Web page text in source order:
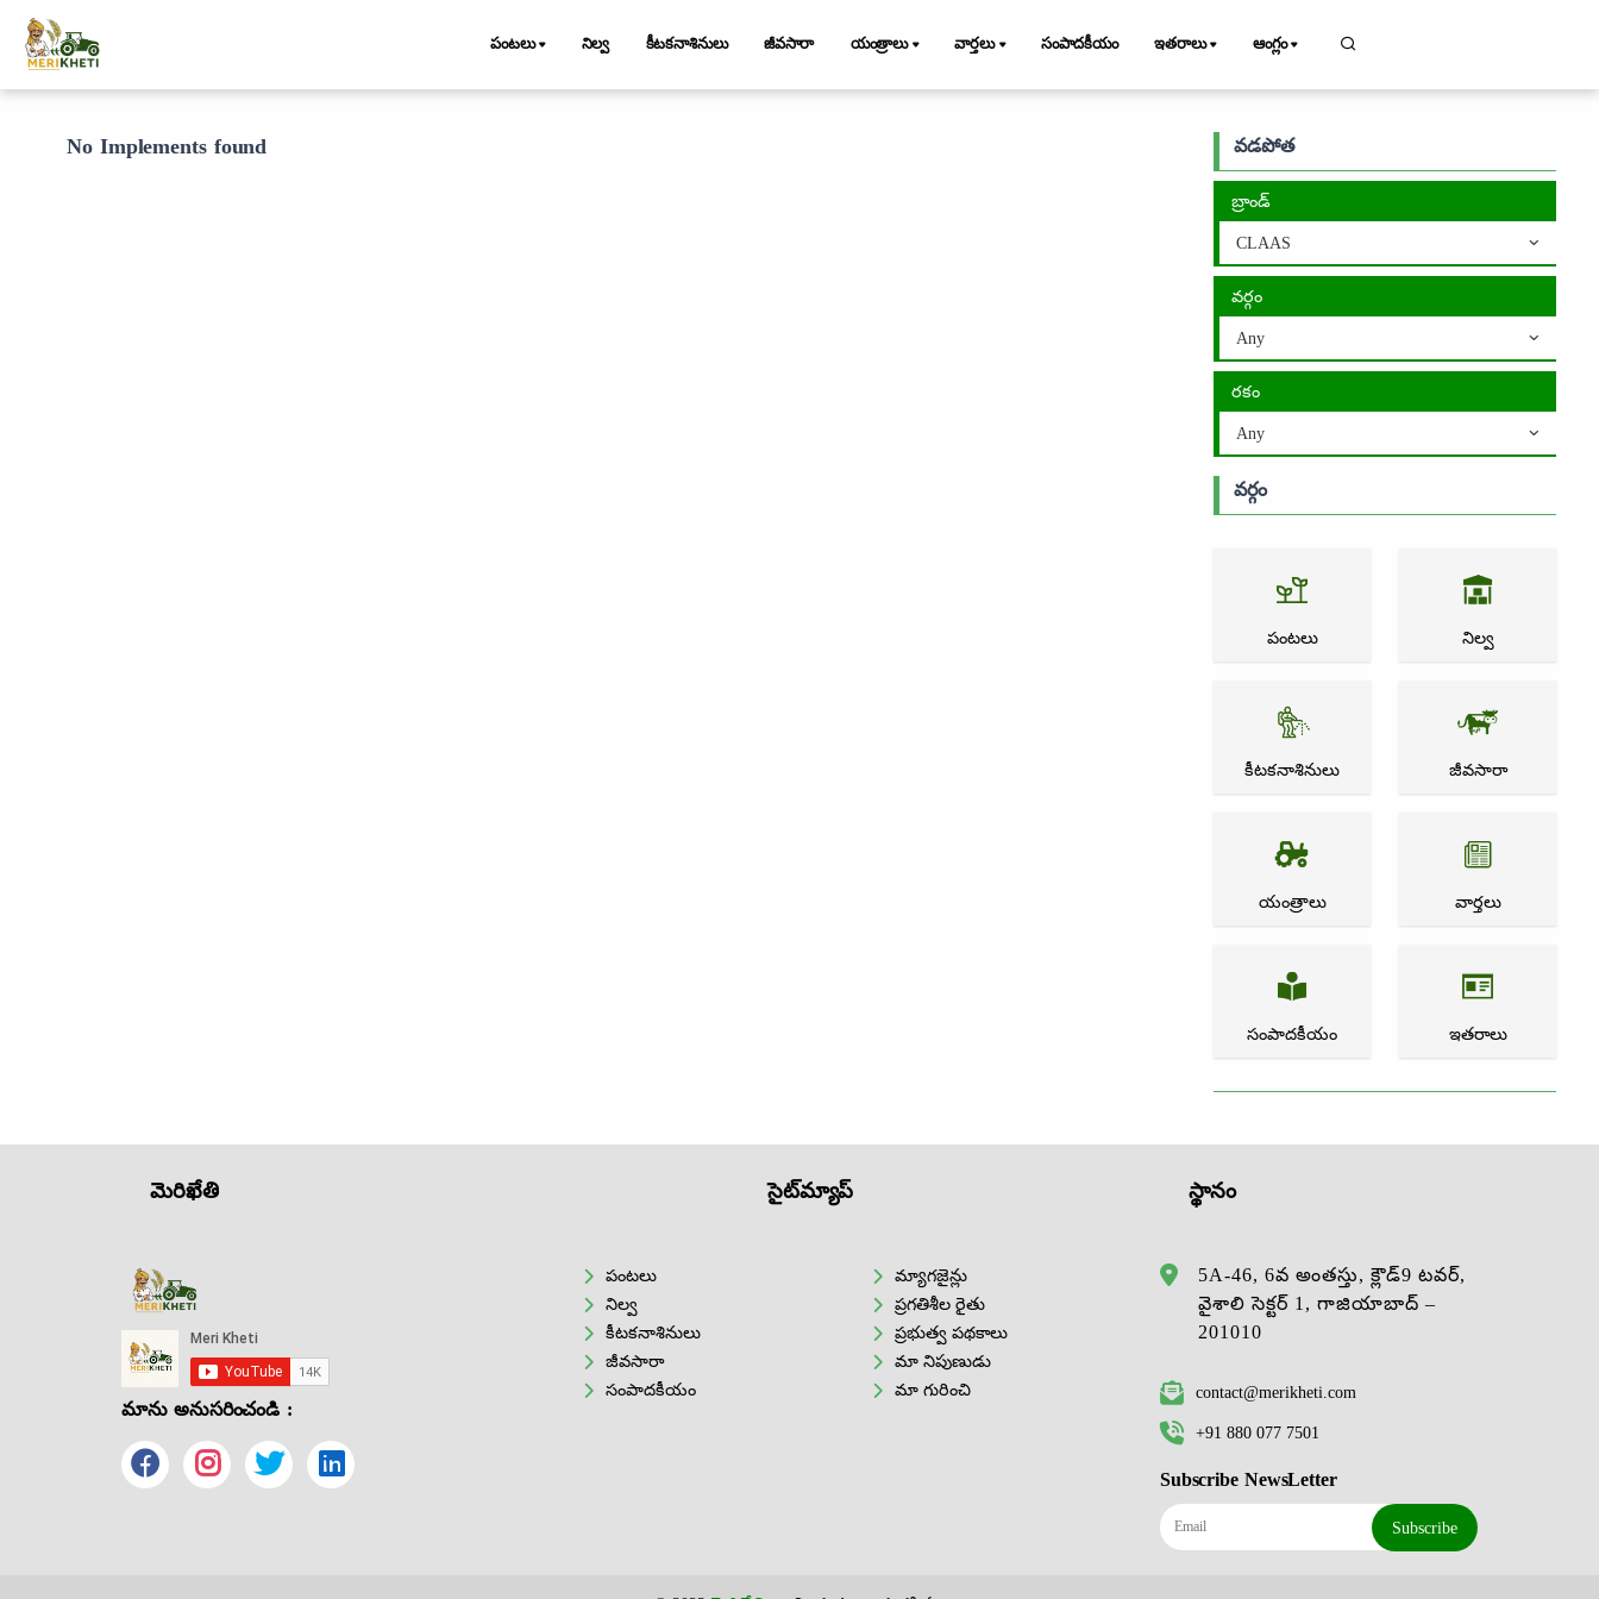
పంటలు నిల్వ కీటకనాశినులు జీవసారా యంత్రాలు వార్తలు సంపాదకీయం ఇతరాలు ఆంగ్లం
No Implements found వడపోత
బ్రాండ్
CLAAS
వర్గం
Any
రకం
Any
వర్గం
పంటలు నిల్వ
కీటకనాశినులు జీవసారా
యంత్రాలు వార్తలు
సంపాదకీయం ఇతరాలు
మెరిఖేతి
మాను అనుసరించండి :
సైట్‌మ్యాప్
పంటలు
నిల్వ
కీటకనాశినులు
జీవసారా
సంపాదకీయం
మ్యాగజైన్లు
ప్రగతిశీల రైతు
ప్రభుత్వ పథకాలు
మా నిపుణుడు
మా గురించి
స్థానం
5A-46, 6వ అంతస్తు, క్లౌడ్9 టవర్,
వైశాలి సెక్టర్ 1, గాజియాబాద్ –
201010
contact@merikheti.com
+91 880 077 7501
Subscribe NewsLetter
Subscribe